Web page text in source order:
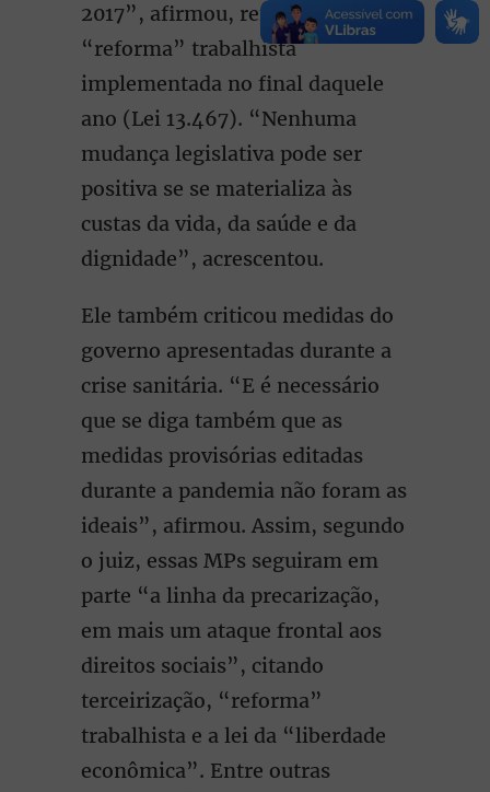
2017”, afirmou, referindo-se à
“reforma” trabalhista
implementada no final daquele
ano (Lei 13.467). “Nenhuma
mudança legislativa pode ser
positiva se se materializa às
custas da vida, da saúde e da
dignidade”, acrescentou.
Ele também criticou medidas do
governo apresentadas durante a
crise sanitária. “E é necessário
que se diga também que as
medidas provisórias editadas
durante a pandemia não foram as
ideais”, afirmou. Assim, segundo
o juiz, essas MPs seguiram em
parte “a linha da precarização,
em mais um ataque frontal aos
direitos sociais”, citando
terceirização, “reforma”
trabalhista e a lei da “liberdade
econômica”. Entre outras